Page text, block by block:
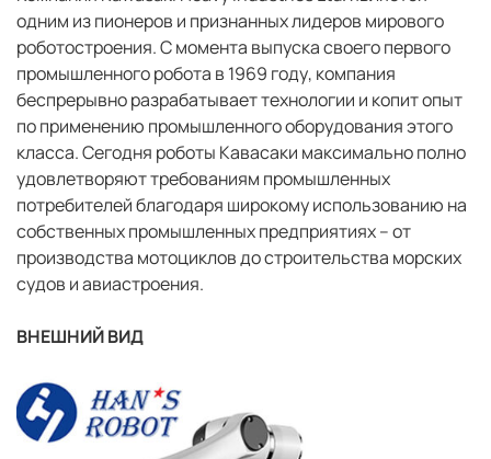
одним из пионеров и признанных лидеров мирового
роботостроения. С момента выпуска своего первого
промышленного робота в 1969 году, компания
беспрерывно разрабатывает технологии и копит опыт
по применению промышленного оборудования этого
класса. Сегодня роботы Кавасаки максимально полно
удовлетворяют требованиям промышленных
потребителей благодаря широкому использованию на
собственных промышленных предприятиях – от
производства мотоциклов до строительства морских
судов и авиастроения.
ВНЕШНИЙ ВИД